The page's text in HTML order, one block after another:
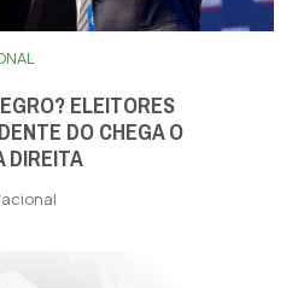
ELEITORES
DO CHEGA O
DIREITA